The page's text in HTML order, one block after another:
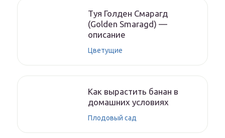
Туя Голден Смарагд
(Golden Smaragd) —
описание
Цветущие
Как вырастить банан в
домашних условиях
Плодовый сад